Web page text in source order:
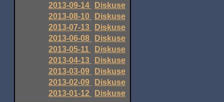
2013-09-14
Diskuse
2013-08-10
Diskuse
2013-07-13
Diskuse
2013-06-08
Diskuse
2013-05-11
Diskuse
2013-04-13
Diskuse
2013-03-09
Diskuse
2013-02-09
Diskuse
2013-01-12
Diskuse